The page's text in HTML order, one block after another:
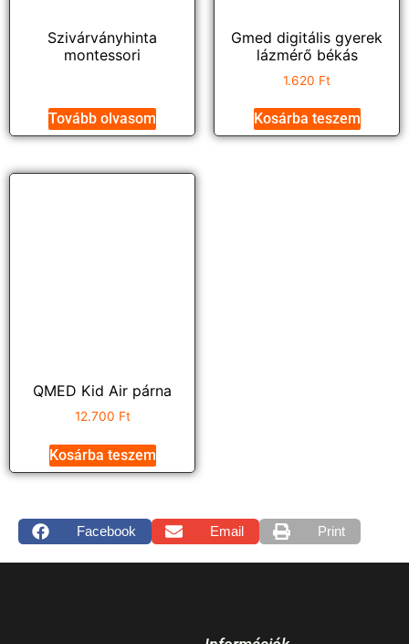
Szivárványhinta
montessori
Tovább olvasom
Gmed digitális gyerek
lázmérő békás
1.620 Ft
Kosárba teszem
QMED Kid Air párna
12.700 Ft
Kosárba teszem
Facebook Email Print